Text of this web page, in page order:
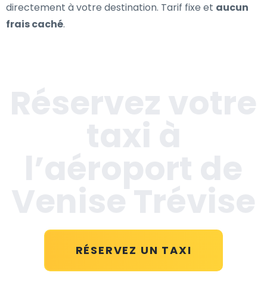
directement à votre destination. Tarif fixe et aucun
frais caché.
RÉSERVEZ UN TAXI